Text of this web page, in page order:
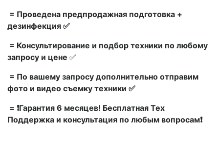
= Проведена предпродажная подготовка +
дезинфекция ✅
= Консультирование и подбор техники по любому
запросу и цене ✅
= По вашему запросу дополнительно отправим
фото и видео съемку техники ✅
= ❗Гарантия 6 месяцев! Бесплатная Тех
Поддержка и консультация по любым вопросам❗